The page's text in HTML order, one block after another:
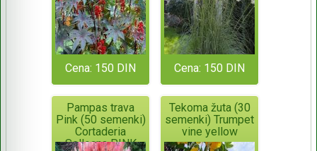
Cena: 150 DIN Cena: 150 DIN
Pampas trava
Pink (50 semenki)
Cortaderia
Selloana PINK
Tekoma žuta (30
semenki) Trumpet
vine yellow